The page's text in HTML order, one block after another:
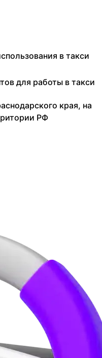
в такси
для работы в такси
края, на
РФ